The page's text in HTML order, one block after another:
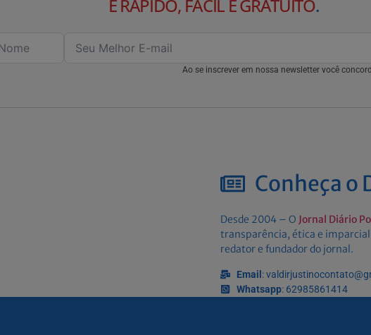
É RÁPIDO, FÁCIL E GRATUITO.
Ao se inscrever em nossa newsletter você
Conheça o
Desde 2004 – O Jornal Diário
transparência, ética e
redator e fundador do jornal.
Email:
Whatsapp: 62985861414